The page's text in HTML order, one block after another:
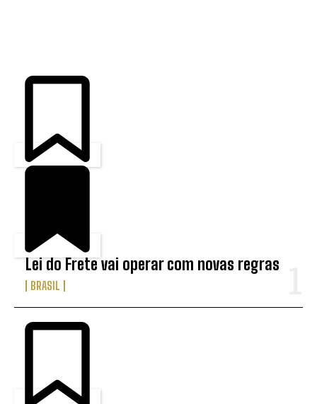
Lei do Frete vai operar com novas regras
BRASIL